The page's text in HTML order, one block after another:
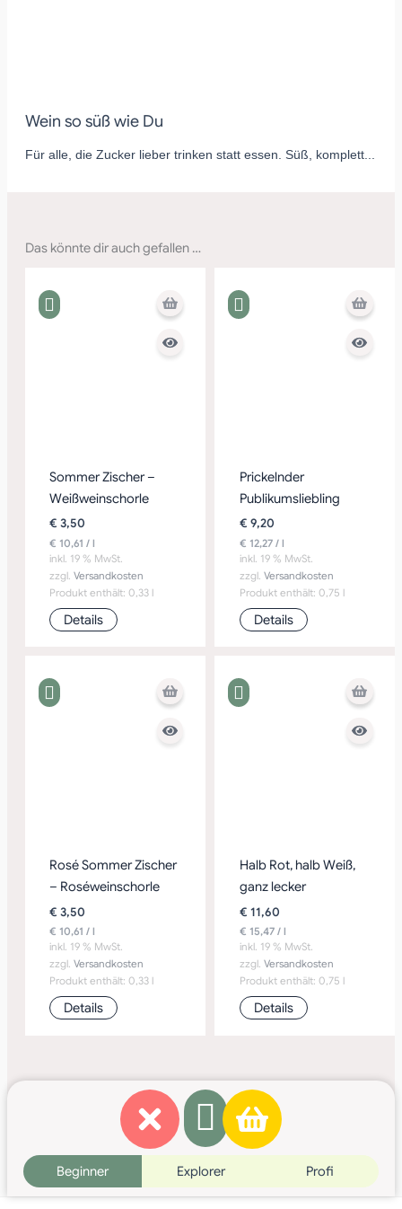
Wein so süß wie Du
Für alle, die Zucker lieber trinken statt essen. Süß, komplett...
Das könnte dir auch gefallen …
Sommer Zischer –
Weißweinschorle
€ 3,50
€ 10,61 /l
inkl. 19 % MwSt.
zzgl.Versandkosten
Produkt enthält: 0,33 l
Details
Prickelnder
Publikumsliebling
€ 9,20
€ 12,27/ l
inkl. 19 % MwSt.
zzgl. Versandkosten
Produkt enthält: 0,75 l
Details
Rosé Sommer Zischer
– Roséweinschorle
€ 3,50
€ 10,61 / l
inkl. 19 % MwSt.
zzgl.Versandkosten
Produkt enthält: 0,33 l
Details
Halb Rot, halb Weiß,
ganz lecker
€ 11,60
€ 15,47/ l
inkl. 19 % MwSt.
zzgl. Versandkosten
Produkt enthält: 0,75 l
Details
Beginner Explorer Profi